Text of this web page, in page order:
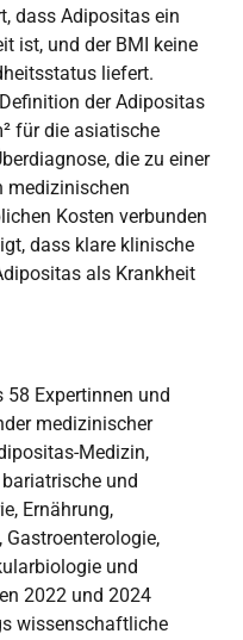
dass Adipositas ein
ist, und der BMI keine
liefert.
der Adipositas
für die asiatische
die zu einer
medizinischen
Kosten verbunden
dass klare klinische
als Krankheit
Expertinnen und
medizinischer
Medizin,
und
Ernährung,
und
2022 und 2024
wissenschaftliche